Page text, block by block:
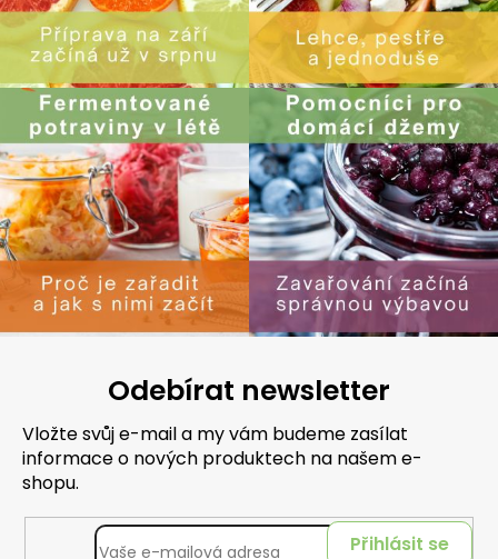
Odebírat newsletter
Vložte svůj e-mail a my vám budeme zasílat
informace o nových produktech na našem e-
shopu.
Přihlásit se